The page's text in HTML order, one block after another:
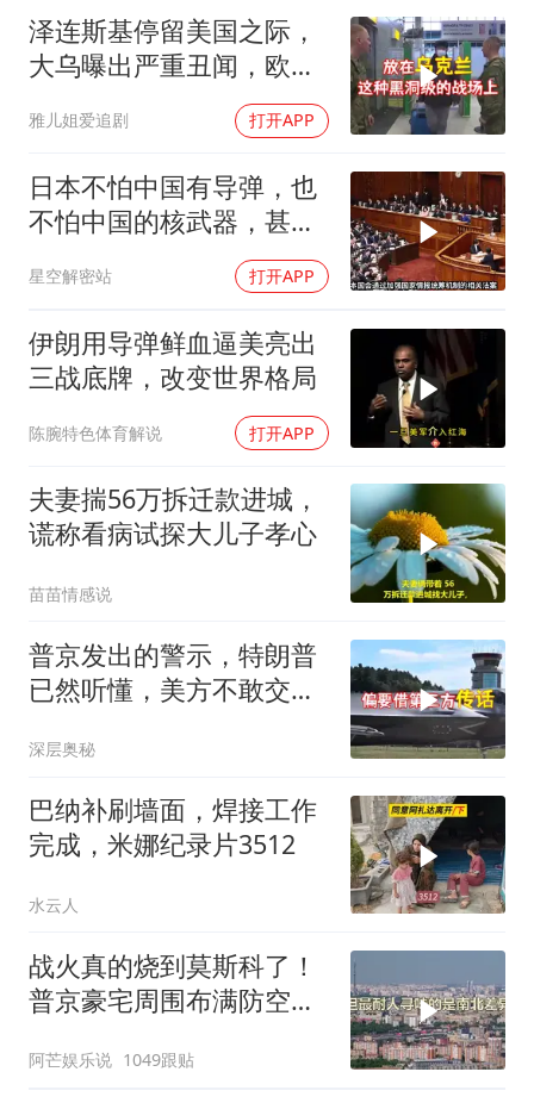
泽连斯基停留美国之际，
大乌曝出严重丑闻，欧洲
雅儿姐爱追剧 打开APP
日本不怕中国有导弹，也
不怕中国的核武器，甚至
不怕中国的稀土制裁
星空解密站 打开APP
伊朗用导弹鲜血逼美亮出
三战底牌，改变世界格局
陈腕特色体育解说 打开APP
夫妻揣56万拆迁款进城，
谎称看病试探大儿子孝心
苗苗情感说
普京发出的警示，特朗普
已然听懂，美方不敢交出
深层奥秘
巴纳补刷墙面，焊接工作
完成，米娜纪录片3512
水云人
战火真的烧到莫斯科了！
普京豪宅周围布满防空
阿芒娱乐说 1049跟贴